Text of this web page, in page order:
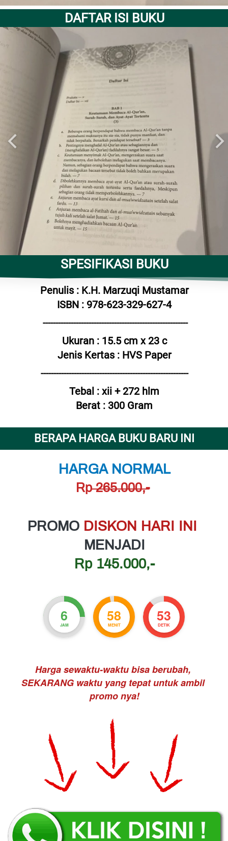
DAFTAR ISI BUKU
SPESIFIKASI BUKU
Penulis : K.H. Marzuqi Mustamar
ISBN : 978-623-329-627-4
---------------------------------------------------------
Ukuran : 15.5 cm x 23 c
Jenis Kertas : HVS Paper
----------------------------------------------------------
Tebal : xii + 272 hlm
Berat : 300 Gram
BERAPA HARGA BUKU BARU INI
HARGA NORMAL
Rp 265.000,-
PROMO
MENJADI
Rp 145.000,-
6
JAM
58
MENIT
52
DETIK
Harga sewaktu-waktu bisa berubah,
SEKARANG waktu yang tepat untuk ambil
promo nya!